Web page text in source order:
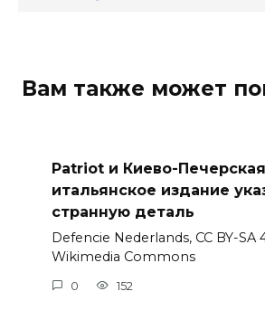
Вам также может
Patriot и Киево-
итальянское издание
странную деталь
Defencie Nederlands, CC BY-SA
Wikimedia Commons
0 152